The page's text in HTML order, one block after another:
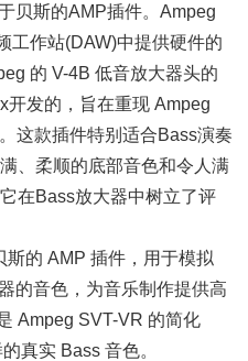
贝斯的AMP插件。Ampeg
工作站(DAW)中提供硬件的
的 V-4B 低音放大器头的
开发的，旨在重现 Ampeg
这款插件特别适合Bass演奏
、柔顺的底部音色和令人满
在Bass放大器中树立了评
的 AMP 插件，用于模拟
的音色，为音乐制作提供高
Ampeg SVT-VR 的简化
真实 Bass 音色。